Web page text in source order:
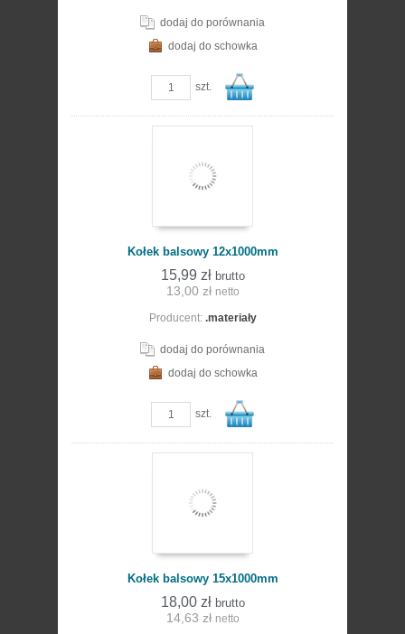
dodaj do porównania
dodaj do schowka
szt.
koszyka
Kołek balsowy 12x1000mm
15,99 zł brutto
13,00 zł netto
Producent: .materiały
dodaj do porównania
dodaj do schowka
szt.
Kołek balsowy 15x1000mm
18,00 zł brutto
14,63 zł netto